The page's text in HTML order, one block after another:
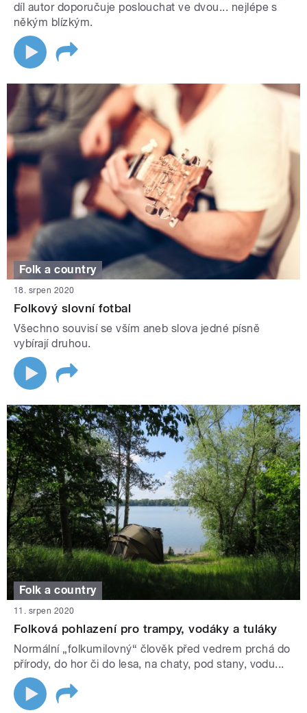
díl autor doporučuje poslouchat ve dvou... nejlépe s
někým blízkým.
Folk a country
18. srpen 2020
Folkový slovní fotbal
Všechno souvisí se vším aneb slova jedné písně
vybírají druhou.
Folk a country
11. srpen 2020
Folková pohlazení pro trampy, vodáky a tuláky
Normální „folkumilovný“ člověk před vedrem prchá do
přírody, do hor či do lesa, na chaty, pod stany, vodu...